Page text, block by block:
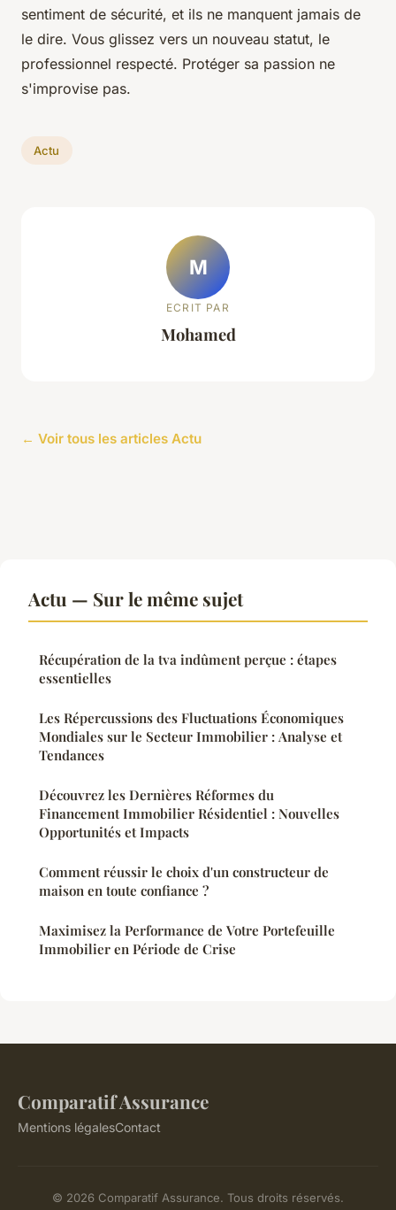
sentiment de sécurité, et ils ne manquent jamais de
le dire. Vous glissez vers un nouveau statut, le
professionnel respecté. Protéger sa passion ne
s'improvise pas.
Actu
M
ECRIT PAR
Mohamed
← Voir tous les articles Actu
Actu — Sur le même sujet
Récupération de la tva indûment perçue : étapes
essentielles
Les Répercussions des Fluctuations Économiques
Mondiales sur le Secteur Immobilier : Analyse et
Tendances
Découvrez les Dernières Réformes du
Financement Immobilier Résidentiel : Nouvelles
Opportunités et Impacts
Comment réussir le choix d'un constructeur de
maison en toute confiance ?
Maximisez la Performance de Votre Portefeuille
Immobilier en Période de Crise
Comparatif Assurance
Mentions légalesContact
© 2026 Comparatif Assurance. Tous droits réservés.